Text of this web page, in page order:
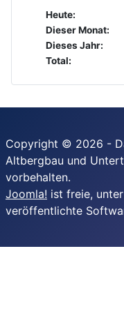
Heute:
Dieser Monat:
Dieses Jahr:
Total:
Copyright © 2026 -
Altbergbau und
vorbehalten.
Joomla! ist freie,
veröffentlichte